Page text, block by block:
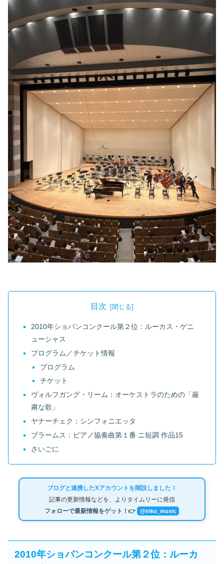
目次
2010年ショパンコンクール第２位：ルーカス・ゲニ
ューシャス
プログラム／チケット情報
プログラム
チケット
ヴォルフガング・リーム：オーケストラのための「厳
粛な歌」
ヤナーチェク：シンフォニエッタ
ブラームス：ピアノ協奏曲第１番 ニ短調 作品15
さいごに
ブログと連携したXアカウントを開設しました！
記事の更新情報などを、よりタイムリーに発信
フォローで最新情報をゲット！👉
@iriko_music
2010年ショパンコンクール第２位：ルーカ